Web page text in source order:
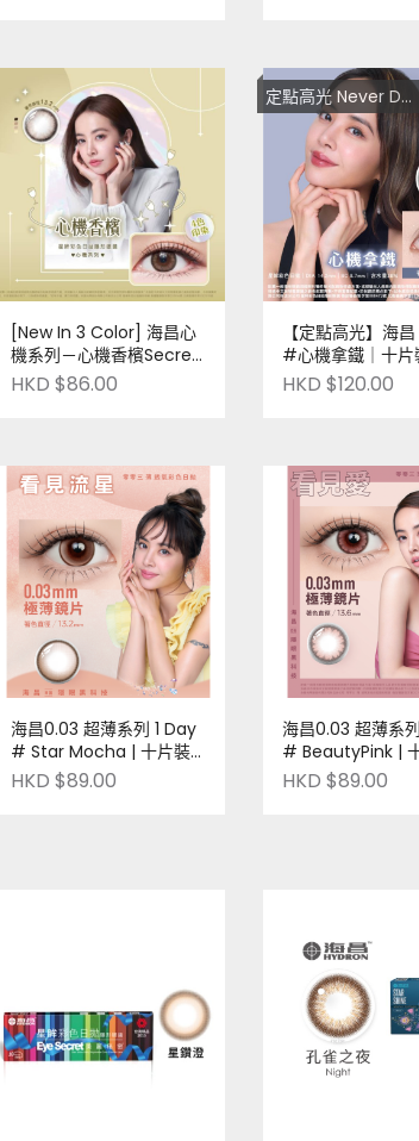
[New In 3 Color] 海昌心
機系列－心機香檳Secret
Champagne | 1 Day | 一
盒十片裝 | 台灣品牌 |
HKD $86.00
定點高光 Never Die！
【定點高光】海
#心機拿鐵｜十片
灣品牌｜Pre-order
HKD $120.00
海昌0.03 超薄系列 1 Day
# Star Mocha | 十片裝 |
台灣品牌 | Pre-order
HKD $89.00
海昌0.03 超薄系
# BeautyPink |
台灣品牌 | Pre-
HKD $89.00